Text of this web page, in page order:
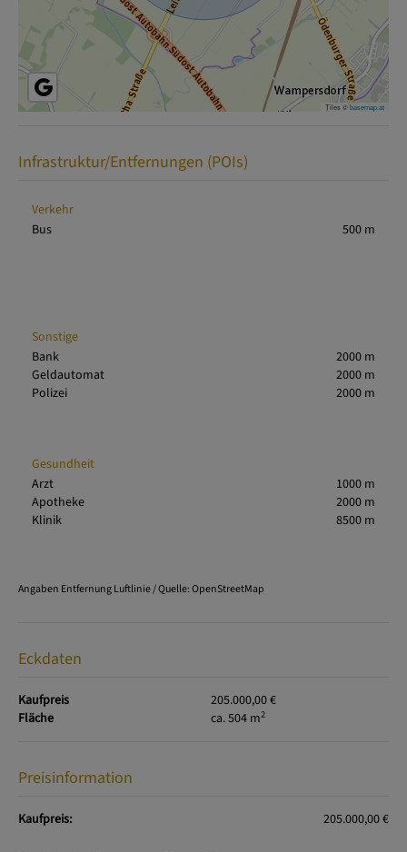
Tiles ©basemap.at
Infrastruktur/Entfernungen (POIs)
Verkehr
Bus
500 m
Sonstige
Bank
2000 m
Geldautomat
2000 m
Polizei
2000 m
Gesundheit
Arzt
1000 m
Apotheke
2000 m
Klinik
8500 m
Angaben Entfernung Luftlinie / Quelle: OpenStreetMap
Eckdaten
Kaufpreis
205.000,00 €
Fläche
ca. 504 m2
Preisinformation
Kaufpreis: 205.000,00 €